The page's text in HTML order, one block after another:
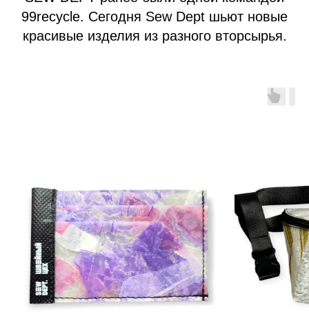
99recycle. Сегодня Sew Dept шьют новые
красивые изделия из разного вторсырья.